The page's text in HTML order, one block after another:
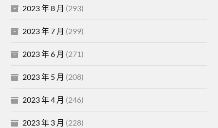
2023 年 8 月 (293)
2023 年 7 月 (299)
2023 年 6 月 (271)
2023 年 5 月 (208)
2023 年 4 月 (246)
2023 年 3 月 (228)